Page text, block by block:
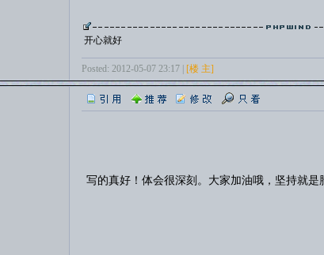
开心就好
Posted: 2012-05-07 23:17 | [楼 主]
写的真好！体会很深刻。大家加油哦，坚持就是